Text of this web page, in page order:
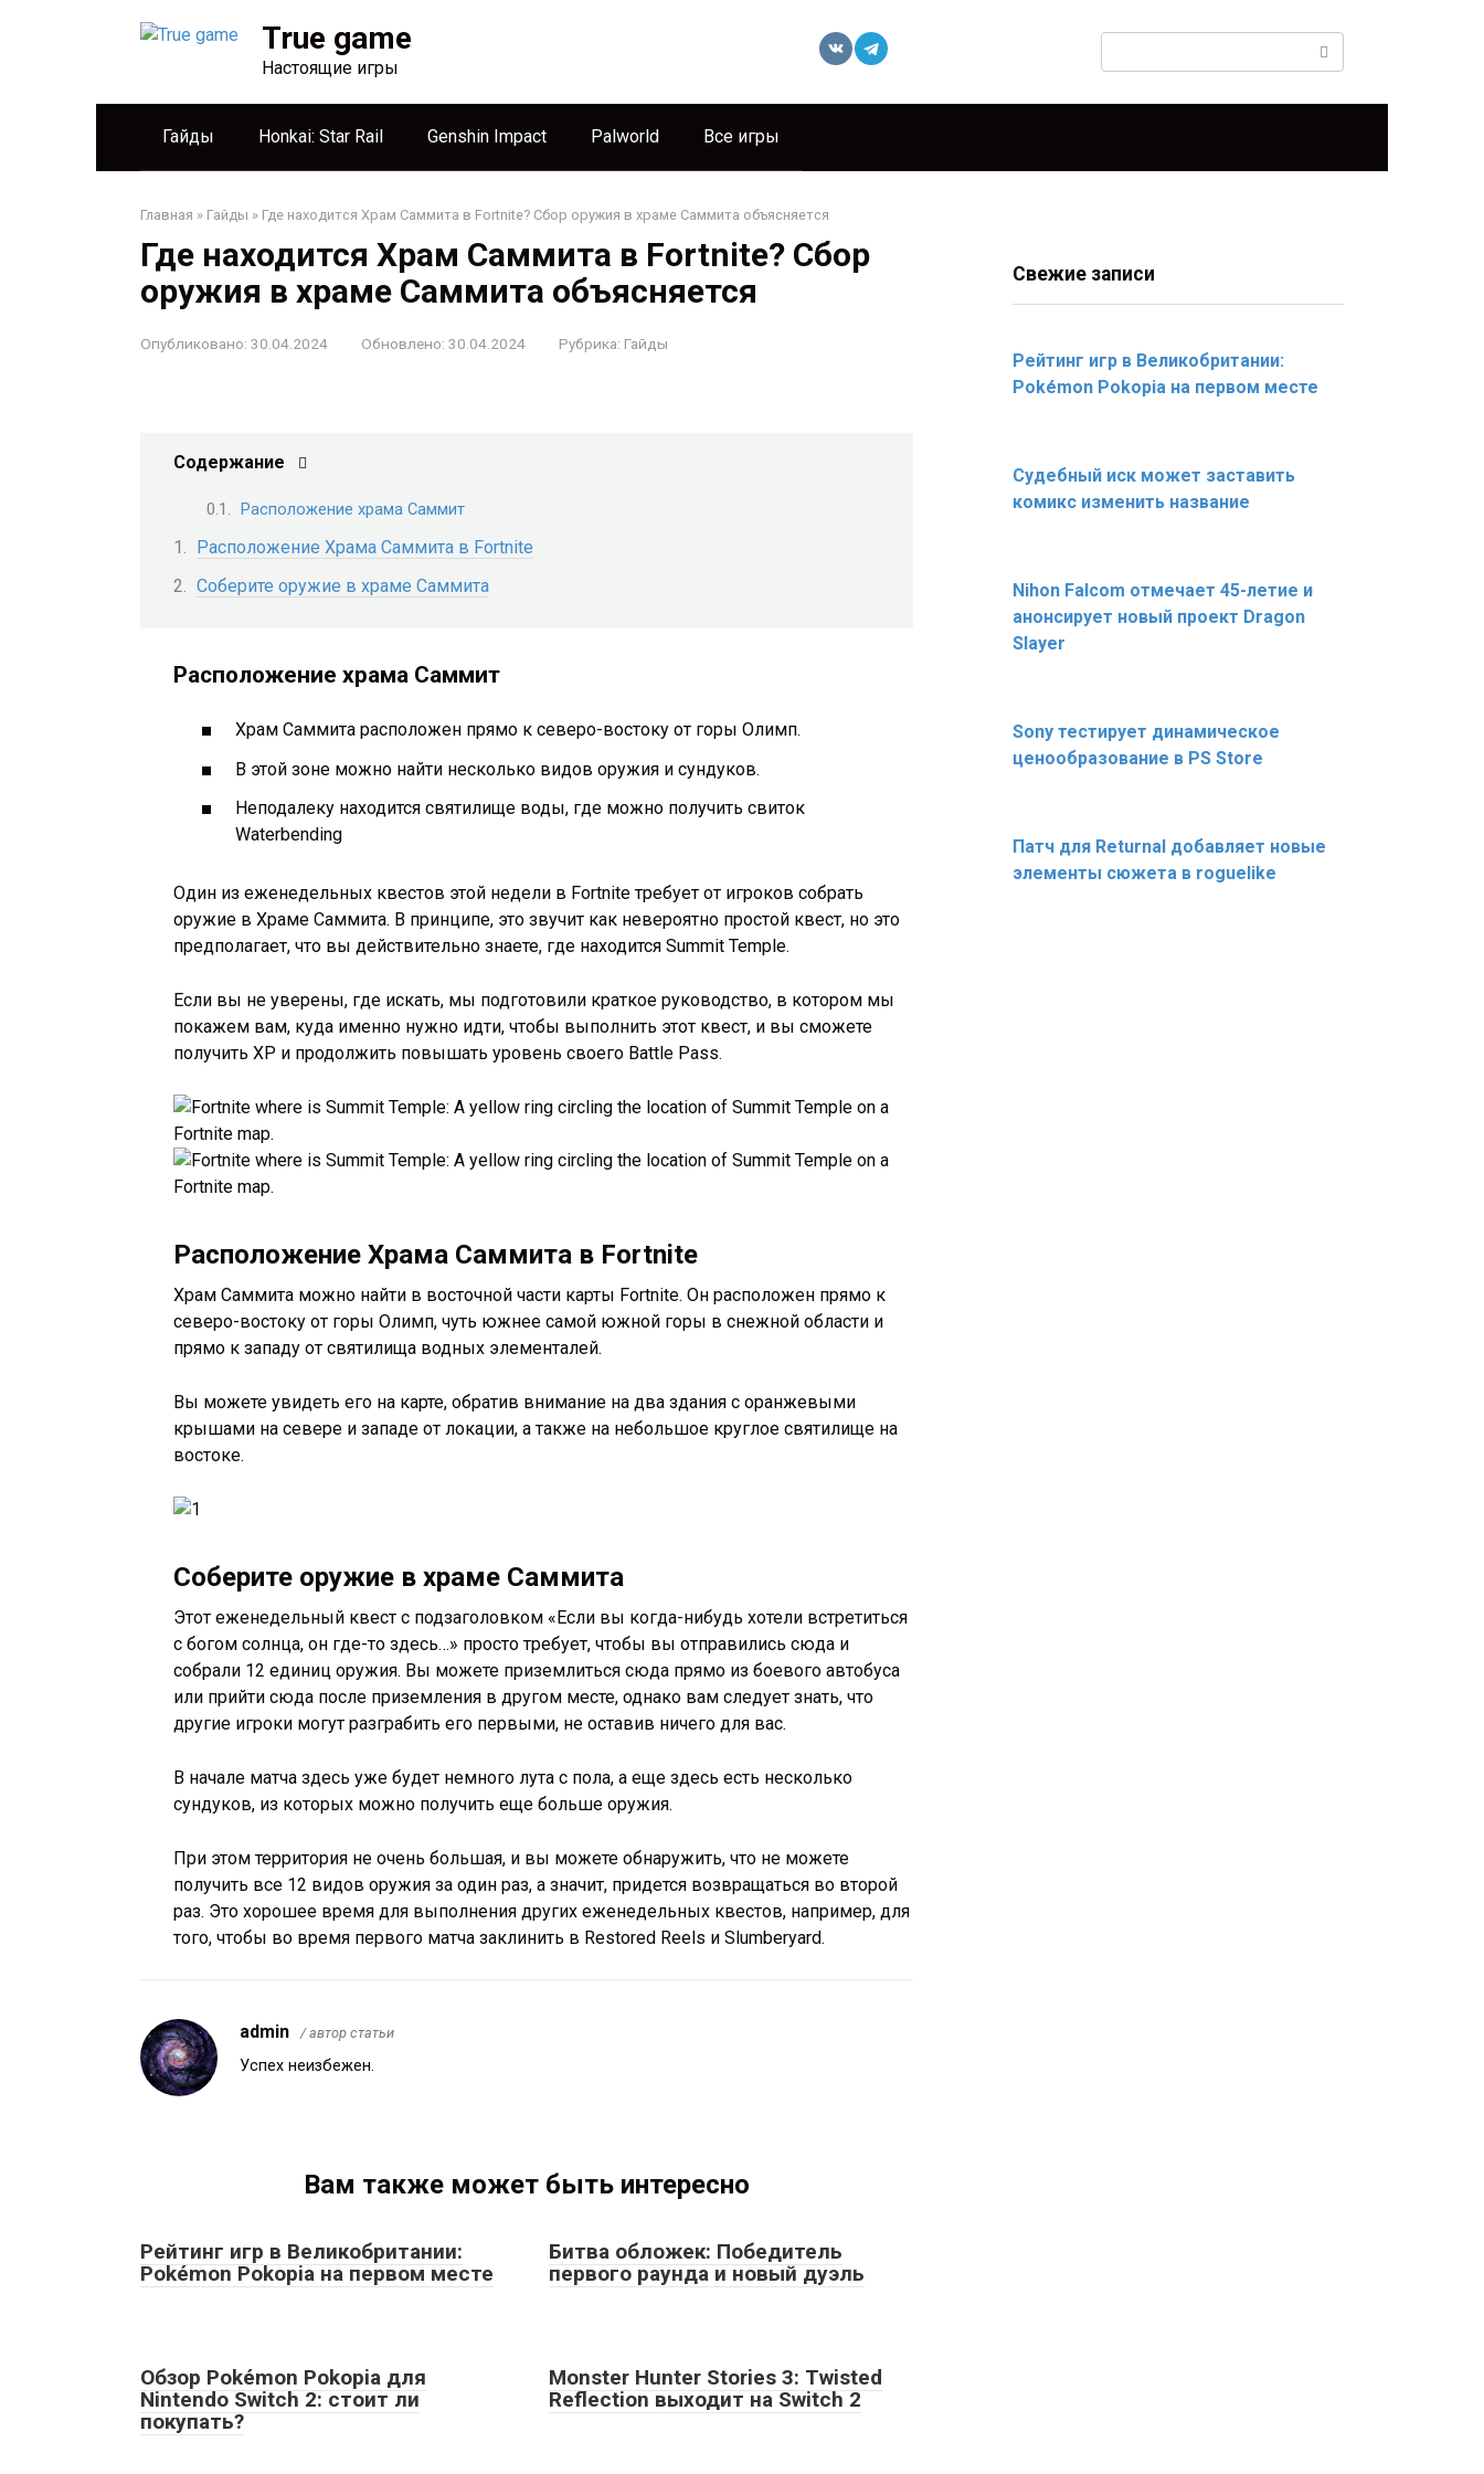
True game
Настоящие игры
Гайды Honkai: Star Rail Genshin Impact Palworld Все игры
Главная » Гайды » Где находится Храм Саммита в Fortnite? Сбор оружия в храме Саммита объясняется
Где находится Храм Саммита в Fortnite? Сбор
оружия в храме Саммита объясняется
Опубликовано: 30.04.2024 Обновлено: 30.04.2024 Рубрика: Гайды
Содержание
Расположение храма Саммит
Расположение Храма Саммита в Fortnite
Соберите оружие в храме Саммита
Расположение храма Саммит
Храм Саммита расположен прямо к северо-востоку от горы Олимп.
В этой зоне можно найти несколько видов оружия и сундуков.
Неподалеку находится святилище воды, где можно получить свиток
Waterbending
Один из еженедельных квестов этой недели в Fortnite требует от игроков собрать
оружие в Храме Саммита. В принципе, это звучит как невероятно простой квест, но это
предполагает, что вы действительно знаете, где находится Summit Temple.
Если вы не уверены, где искать, мы подготовили краткое руководство, в котором мы
покажем вам, куда именно нужно идти, чтобы выполнить этот квест, и вы сможете
получить XP и продолжить повышать уровень своего Battle Pass.
Расположение Храма Саммита в Fortnite
Храм Саммита можно найти в восточной части карты Fortnite. Он расположен прямо к
северо-востоку от горы Олимп, чуть южнее самой южной горы в снежной области и
прямо к западу от святилища водных элементалей.
Вы можете увидеть его на карте, обратив внимание на два здания с оранжевыми
крышами на севере и западе от локации, а также на небольшое круглое святилище на
востоке.
Соберите оружие в храме Саммита
Этот еженедельный квест с подзаголовком «Если вы когда-нибудь хотели встретиться
с богом солнца, он где-то здесь…» просто требует, чтобы вы отправились сюда и
собрали 12 единиц оружия. Вы можете приземлиться сюда прямо из боевого автобуса
или прийти сюда после приземления в другом месте, однако вам следует знать, что
другие игроки могут разграбить его первыми, не оставив ничего для вас.
В начале матча здесь уже будет немного лута с пола, а еще здесь есть несколько
сундуков, из которых можно получить еще больше оружия.
При этом территория не очень большая, и вы можете обнаружить, что не можете
получить все 12 видов оружия за один раз, а значит, придется возвращаться во второй
раз. Это хорошее время для выполнения других еженедельных квестов, например, для
того, чтобы во время первого матча заклинить в Restored Reels и Slumberyard.
admin / автор статьи
Успех неизбежен.
Вам также может быть интересно
Рейтинг игр в Великобритании:
Pokémon Pokopia на первом месте
Битва обложек: Победитель
первого раунда и новый дуэль
Обзор Pokémon Pokopia для
Nintendo Switch 2: стоит ли
покупать?
Monster Hunter Stories 3: Twisted
Reflection выходит на Switch 2
Свежие записи
Рейтинг игр в Великобритании:
Pokémon Pokopia на первом месте
Судебный иск может заставить
комикс изменить название
Nihon Falcom отмечает 45-летие и
анонсирует новый проект Dragon
Slayer
Sony тестирует динамическое
ценообразование в PS Store
Патч для Returnal добавляет новые
элементы сюжета в roguelike